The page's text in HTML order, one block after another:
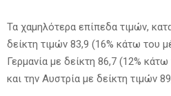
Τα χαμηλότερα επίπεδα τιμών,
δείκτη τιμών 83,9 (16% κάτω του
Γερμανία με δείκτη 86,7 (12%
και την Αυστρία με δείκτη τιμών